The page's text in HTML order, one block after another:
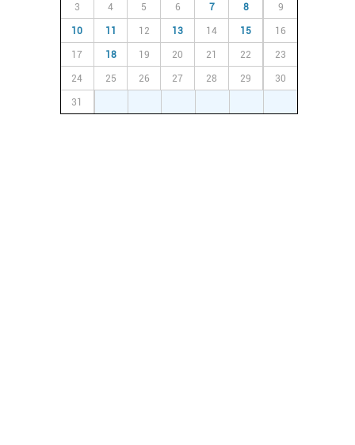
3 4 5 6 7 8 9
10 11 12 13 14 15 16
17 18 19 20 21 22 23
24 25 26 27 28 29 30
31